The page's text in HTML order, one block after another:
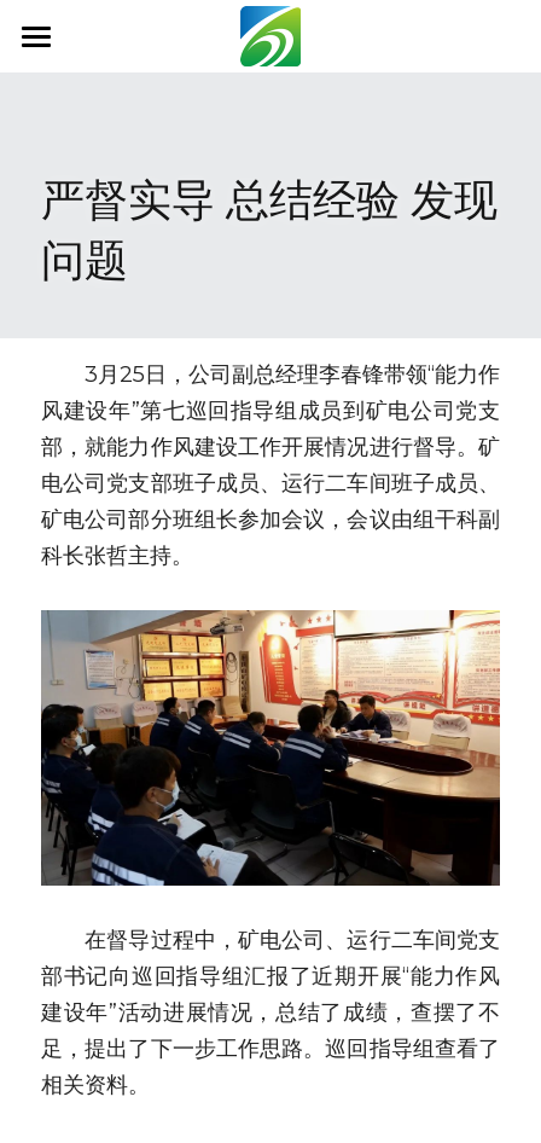
新闻资讯
信息公开
业务范围
科技创新
联系我们
搜索
严督实导 总结经验 发现
问题
3月25日，公司副总经理李春锋带领“能力作
风建设年”第七巡回指导组成员到矿电公司党支
部，就能力作风建设工作开展情况进行督导。矿
电公司党支部班子成员、运行二车间班子成员、
矿电公司部分班组长参加会议，会议由组干科副
科长张哲主持。
在督导过程中，矿电公司、运行二车间党支
部书记向巡回指导组汇报了近期开展“能力作风
建设年”活动进展情况，总结了成绩，查摆了不
足，提出了下一步工作思路。巡回指导组查看了
相关资料。